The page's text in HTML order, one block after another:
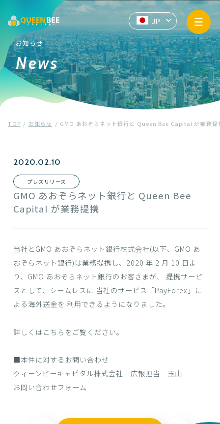
サービス情報
API提供
企業情報
お知らせ
プライバシーポリシー
Contact us
JP
EN
ZH
お知らせ
News
TOP お知らせ GMO あおぞらネット銀行と Queen Bee Capital が業務提
2020.02.10
プレスリリース
GMO あおぞらネット銀行と Queen Bee
Capital が業務提携
当社とGMO あおぞらネット銀行株式会社(以下、GMO あ
おぞらネット銀行)は業務提携し、2020 年 2 月 10 日よ
り、GMO あおぞらネット銀行のお客さまが、 提携サービ
スとして、シームレスに 当社のサービス「PayForex」に
よる海外送金を 利用できるようになりました。
詳しくはこちら をご覧ください。
■本件に対するお問い合わせ
クィーンビーキャピタル株式会社 広報担当 玉山
お問い合わせフォーム